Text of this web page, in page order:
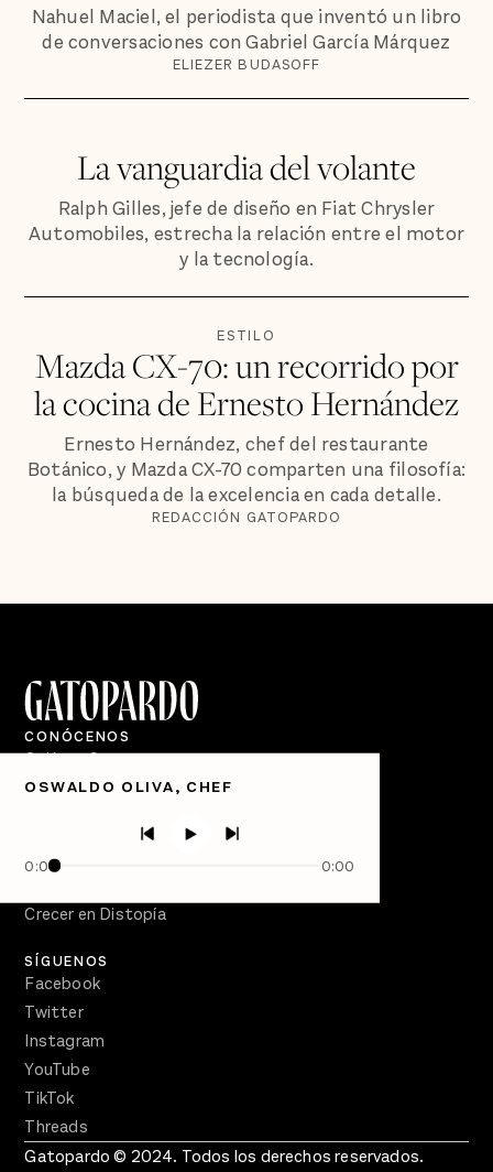
Nahuel Maciel, el periodista que inventó un libro
de conversaciones con Gabriel García Márquez
ELIEZER BUDASOFF
La vanguardia del volante
Ralph Gilles, jefe de diseño en Fiat Chrysler
Automobiles, estrecha la relación entre el motor
y la tecnología.
ESTILO
Mazda CX-70: un recorrido por
la cocina de Ernesto Hernández
Ernesto Hernández, chef del restaurante
Botánico, y Mazda CX-70 comparten una filosofía:
la búsqueda de la excelencia en cada detalle.
REDACCIÓN GATOPARDO
OSWALDO OLIVA, CHEF
0:00 0:00
CONÓCENOS
Quiénes Somos
Directorio
Semanario Gatopardo
Crecer en Distopía
SÍGUENOS
Facebook
Twitter
Instagram
YouTube
TikTok
Threads
Gatopardo © 2024. Todos los derechos reservados.